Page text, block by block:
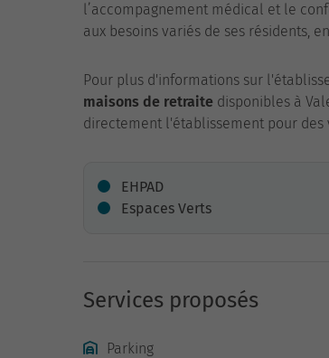
l’accompagnement médical et le
aux besoins variés de ses résidents,
Pour plus d'informations sur
maisons de retraite disponibles à
directement l'établissement pour
EHPAD
Espaces Verts
Services proposés
Parking